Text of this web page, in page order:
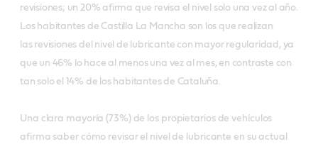
revisiones; un 20% afirma que revisa el nivel solo una vez al año.
Los habitantes de Castilla La Mancha son los que realizan
las revisiones del nivel de lubricante con mayor regularidad, ya
que un 46% lo hace al menos una vez al mes, en contraste con
tan solo el 14% de los habitantes de Cataluña.
Una clara mayoría (73%) de los propietarios de vehículos
afirma saber cómo revisar el nivel de lubricante en su actual